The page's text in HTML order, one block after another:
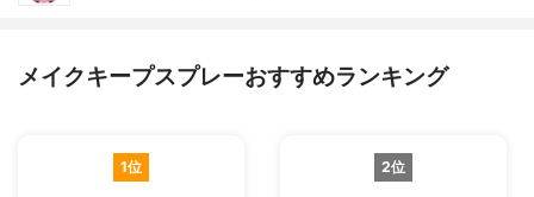
メイクキープスプレーおすすめランキング
1位 2位